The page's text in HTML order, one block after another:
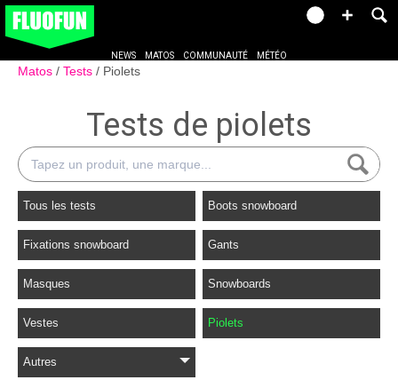
NEWS MATOS COMMUNAUTÉ MÉTÉO
Matos Tests Piolets
Tests de piolets
Tous les tests Boots snowboard
Fixations snowboard Gants
Masques Snowboards
Vestes Piolets
Autres